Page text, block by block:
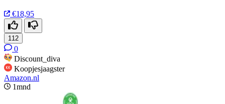
€18,95
112
0
Discount_diva
Koopjesjaagster
Amazon.nl
1mnd